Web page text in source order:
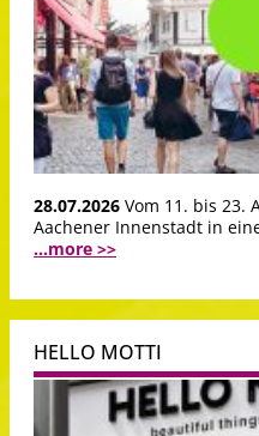
28.07.2026 Vom 11. bis 23.
Aachener Innenstadt in
...more >>
HELLO MOTTI